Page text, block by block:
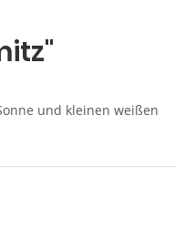
und kleinen weißen